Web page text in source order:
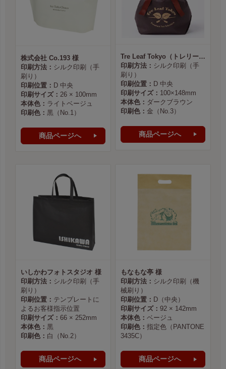
株式会社 Co.193 様
印刷方法： シルク印刷（手
刷り）
印刷位置： D 中央
印刷サイズ： 26 × 100mm
本体色： ライトベージュ
印刷色： 黒（No.1）
商品ページへ
Tre Leaf Tokyo（トレリーフ東京） 様
印刷方法： シルク印刷（手
刷り）
印刷位置： D 中央
印刷サイズ： 100×148mm
本体色： ダークブラウン
印刷色： 金（No.3）
商品ページへ
いしかわフォトスタジオ 様
印刷方法： シルク印刷（手
刷り）
印刷位置： テンプレートに
よるお客様指示位置
印刷サイズ： 66 × 252mm
本体色： 黒
印刷色： 白（No.2）
商品ページへ
もなもな亭 様
印刷方法： シルク印刷（機
械刷り）
印刷位置： D（中央）
印刷サイズ： 92 × 142mm
本体色： ベージュ
印刷色： 指定色（PANTONE
3435C）
商品ページへ